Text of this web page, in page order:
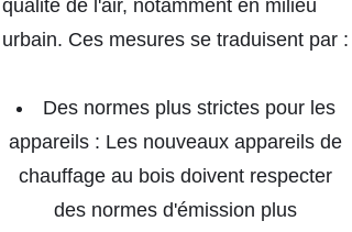
qualité de l'air, notamment en milieu
urbain. Ces mesures se traduisent par :
Des normes plus strictes pour les
appareils : Les nouveaux appareils de
chauffage au bois doivent respecter
des normes d'émission plus